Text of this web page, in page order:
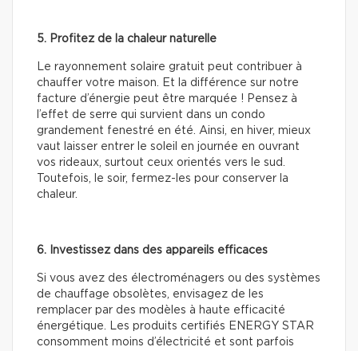
5. Profitez de la chaleur naturelle
Le rayonnement solaire gratuit peut contribuer à
chauffer votre maison. Et la différence sur notre
facture d’énergie peut être marquée ! Pensez à
l’effet de serre qui survient dans un condo
grandement fenestré en été. Ainsi, en hiver, mieux
vaut laisser entrer le soleil en journée en ouvrant
vos rideaux, surtout ceux orientés vers le sud.
Toutefois, le soir, fermez-les pour conserver la
chaleur.
6. Investissez dans des appareils efficaces
Si vous avez des électroménagers ou des systèmes
de chauffage obsolètes, envisagez de les
remplacer par des modèles à haute efficacité
énergétique. Les produits certifiés ENERGY STAR
consomment moins d’électricité et sont parfois